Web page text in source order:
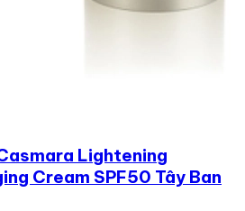
Lightening
Cream SPF50 Tây Ban